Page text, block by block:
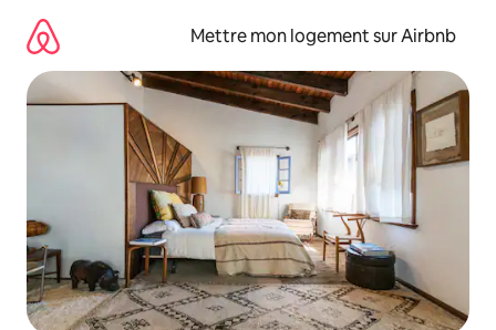
directement
contenu
Mettre mon logement sur Airbnb